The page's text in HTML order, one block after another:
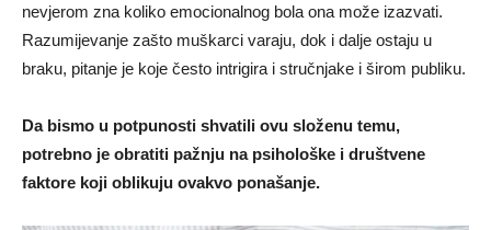
nevjerom zna koliko emocionalnog bola ona može izazvati.
Razumijevanje zašto muškarci varaju, dok i dalje ostaju u
braku, pitanje je koje često intrigira i stručnjake i širom publiku.
Da bismo u potpunosti shvatili ovu složenu temu,
potrebno je obratiti pažnju na psihološke i društvene
faktore koji oblikuju ovakvo ponašanje.